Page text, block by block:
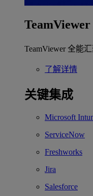
TeamViewer 全能
了解详情
关键集成
Microsoft
ServiceNow
Freshworks
Jira
Salesforce